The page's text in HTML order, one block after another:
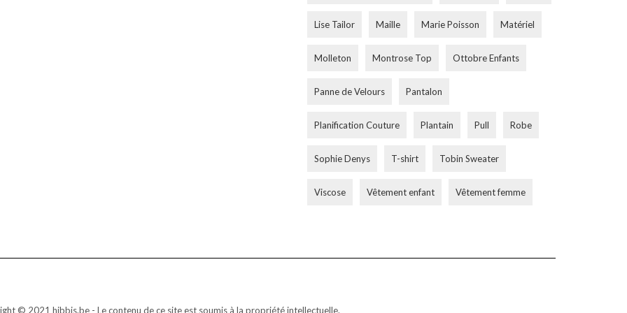
Lise Tailor Maille Marie Poisson Matériel
Molleton Montrose Top Ottobre Enfants
Panne de Velours Pantalon
Planification Couture Plantain Pull Robe
Sophie Denys T-shirt Tobin Sweater
Viscose Vêtement enfant Vêtement femme
© 2021 hibbis.be - Le contenu de ce site est soumis à la propriété intellectuelle.